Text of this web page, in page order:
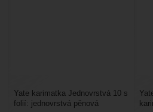
Yate karimatka Jednovrstvá 10 s
folií: jednovrstvá pěnová